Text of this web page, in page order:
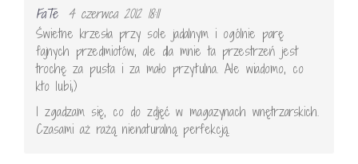
FaTe
4 czerwca 2012 18:11
Świetne krzesła przy sole jadalnym i ogólnie parę
fajnych przedmiotów, ale dla mnie ta przestrzeń jest
trochę za pusta i za mało przytulna. Ale wiadomo, co
kto lubi;)
I zgadzam się, co do zdjęć w magazynach wnętrzarskich.
Czasami aż rażą nienaturalną perfekcją.